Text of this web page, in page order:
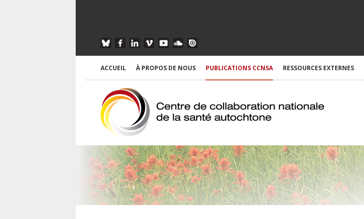
ACCUEIL À PROPOS DE NOUS PUBLICATIONS CCNSA RESSOURCES EXTERNES